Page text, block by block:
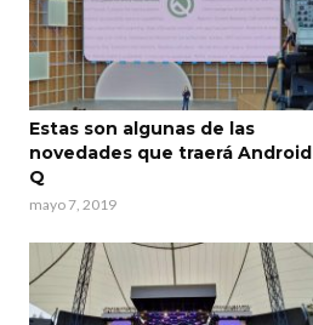
Estas son algunas de las
novedades que traerá Android
Q
mayo 7, 2019